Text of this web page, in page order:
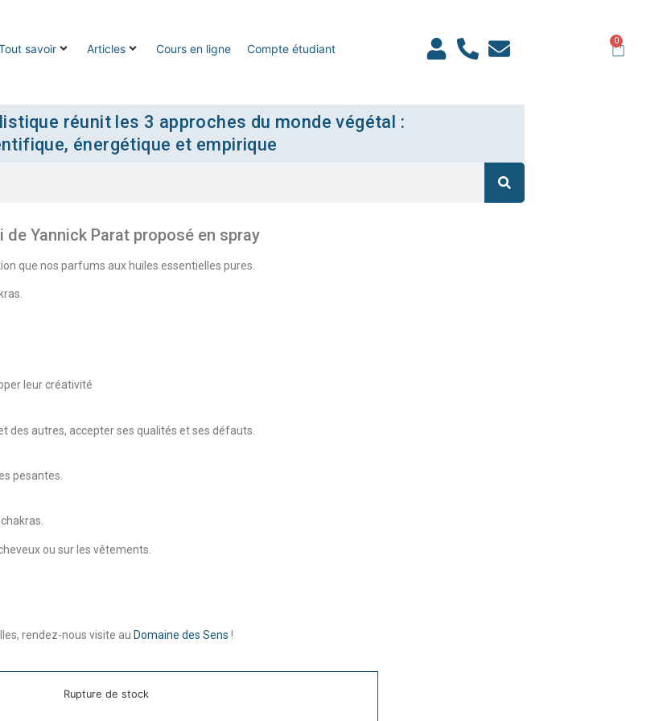
savoir Articles Cours en ligne Compte étudiant
0
réunit les 3 approches du monde végétal :
énergétique et empirique
de Yannick Parat proposé en spray
que nos parfums aux huiles essentielles pures.
leur créativité
des autres, accepter ses qualités et ses défauts.
pesantes.
ou sur les vêtements.
rendez-nous visite au Domaine des Sens !
Rupture de stock